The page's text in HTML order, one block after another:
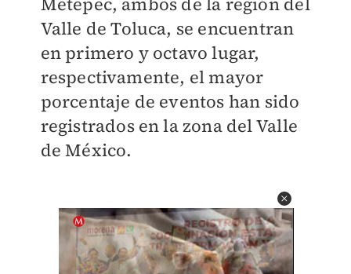
Valle de Toluca, se encuentran
en primero y octavo lugar,
respectivamente, el mayor
porcentaje de eventos han sido
registrados en la zona del Valle
de México.